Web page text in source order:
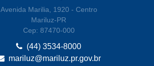
Avenida Marilia, 1920 - Centro
Mariluz-PR
Cep: 87470-000
(44) 3534-8000
mariluz@mariluz.pr.gov.br